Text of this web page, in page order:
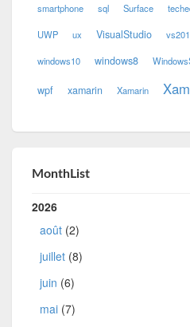
smartphone sql Surface
UWP ux VisualStudio
windows10 windows8
wpf xamarin Xamarin
MonthList
2026
août (2)
juillet (8)
juin (6)
mai (7)